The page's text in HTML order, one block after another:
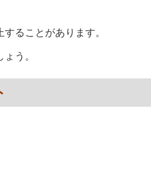
ることがあります。
う。